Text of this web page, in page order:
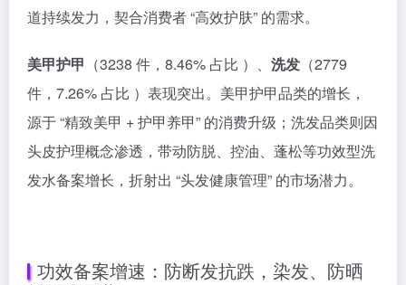
道持续发力，契合消费者 “高效护肤” 的需求。
美甲护甲 （3238 件，8.46% 占比 ）、 洗发 （2779
件，7.26% 占比 ）表现突出。美甲护甲品类的增长，
源于 “精致美甲 + 护甲养甲” 的消费升级；洗发品类则因
头皮护理概念渗透，带动防脱、控油、蓬松等功效型洗
发水备案增长，折射出 “头发健康管理” 的市场潜力。
功效备案增速：防断发抗跌，染发、防晒